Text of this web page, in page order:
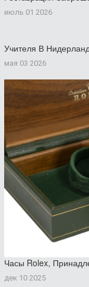
июль 01 2026
Учителя В
мая 03 2026
Часы Rolex,
дек 10 2025